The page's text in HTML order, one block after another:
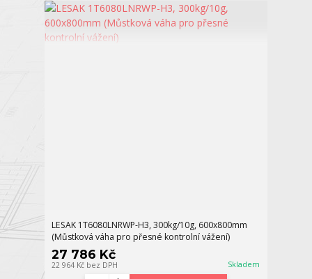
LESAK 1T6080LNRWP-H3, 300kg/10g, 600x800mm
(Můstková váha pro přesné kontrolní vážení)
27 786 Kč
22 964 Kč bez DPH Skladem